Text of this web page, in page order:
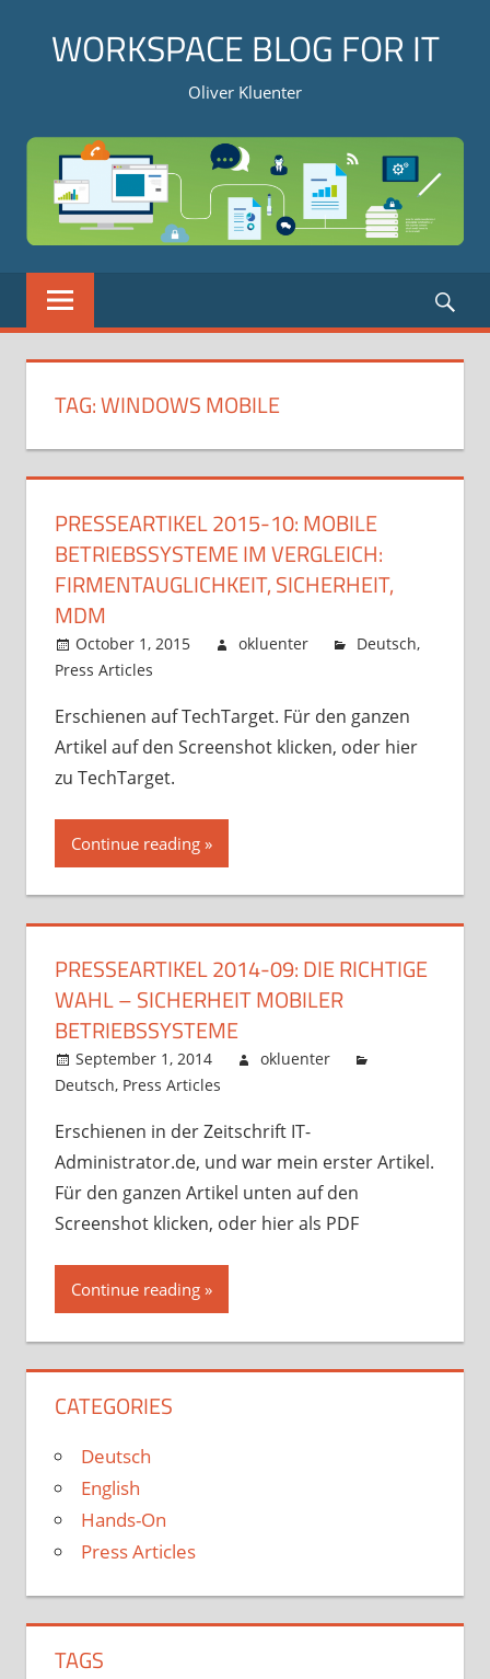
WORKSPACE BLOG FOR IT
Oliver Kluenter
MENU
TAG:WINDOWS MOBILE
PRESSEARTIKEL 2015-10: MOBILE
BETRIEBSSYSTEME IM VERGLEICH:
FIRMENTAUGLICHKEIT, SICHERHEIT,
MDM
October 1, 2015 okluenter Deutsch,
Press Articles
Erschienen auf TechTarget. Für den ganzen
Artikel auf den Screenshot klicken, oder hier
zu TechTarget.
Continue reading
PRESSEARTIKEL 2014-09: DIE RICHTIGE
WAHL – SICHERHEIT MOBILER
BETRIEBSSYSTEME
September 1, 2014
okluenter
Deutsch, Press Articles
Erschienen in der Zeitschrift IT-
Administrator.de, und war mein erster Artikel.
Für den ganzen Artikel unten auf den
Screenshot klicken, oder hier als PDF
Continue reading
CATEGORIES
Deutsch
English
Hands-On
Press Articles
TAGS